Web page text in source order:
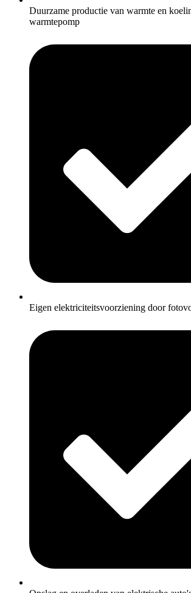
Duurzame productie van warmte en
warmtepomp
Eigen elektriciteitsvoorziening door